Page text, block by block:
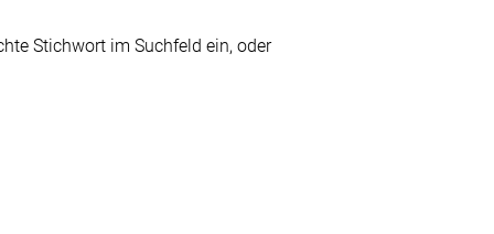
Stichwort im Suchfeld ein, oder